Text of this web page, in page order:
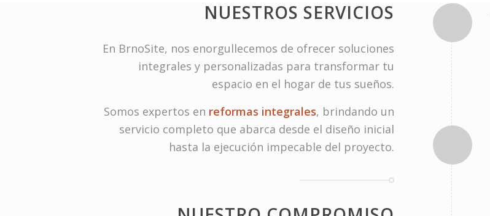
NUESTROS SERVICIOS
En BrnoSite, nos enorgullecemos de ofrecer soluciones
integrales y personalizadas para transformar tu
espacio en el hogar de tus sueños.
Somos expertos en reformas integrales, brindando un
servicio completo que abarca desde el diseño inicial
hasta la ejecución impecable del proyecto.